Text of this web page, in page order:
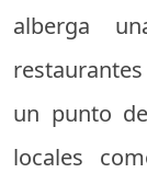
alberga
un punto
locales